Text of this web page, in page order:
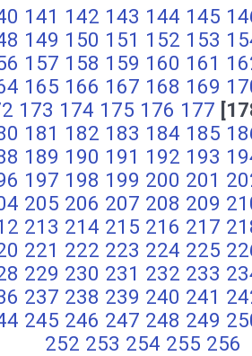
141 142 143 144 145
149 150 151 152 153
157 158 159 160 161
165 166 167 168 169
173 174 175 176 177
181 182 183 184 185
189 190 191 192 193
197 198 199 200 201
205 206 207 208 209
213 214 215 216 217
221 222 223 224 225
229 230 231 232 233
237 238 239 240 241
245 246 247 248 249
252 253 254 255 256